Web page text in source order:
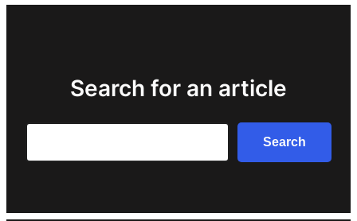
Search for an article
Search